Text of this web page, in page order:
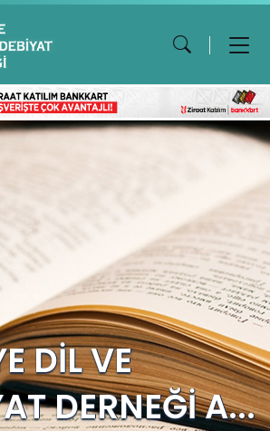
DİL VE
DERNEĞİ A...